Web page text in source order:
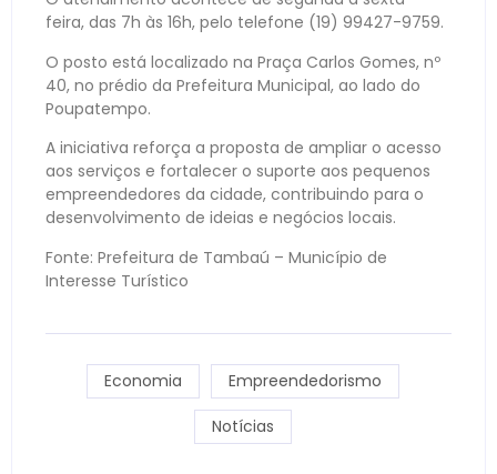
feira, das 7h às 16h, pelo telefone (19) 99427-9759.
O posto está localizado na Praça Carlos Gomes, nº
40, no prédio da Prefeitura Municipal, ao lado do
Poupatempo.
A iniciativa reforça a proposta de ampliar o acesso
aos serviços e fortalecer o suporte aos pequenos
empreendedores da cidade, contribuindo para o
desenvolvimento de ideias e negócios locais.
Fonte: Prefeitura de Tambaú – Município de
Interesse Turístico
Economia Empreendedorismo
Notícias